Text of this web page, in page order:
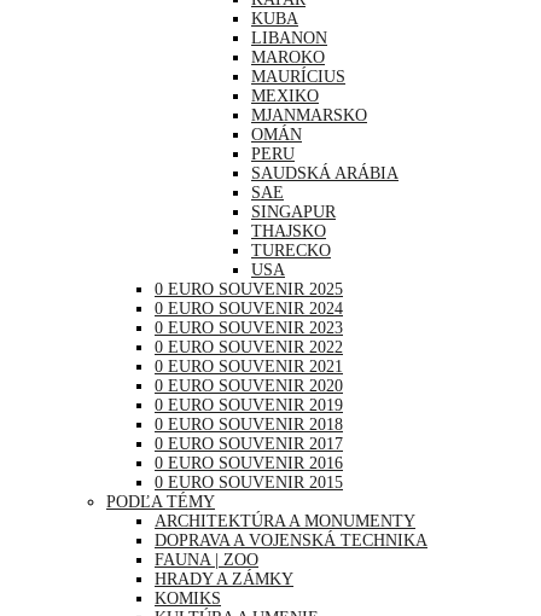
KUBA
LIBANON
MAROKO
MAURÍCIUS
MEXIKO
MJANMARSKO
OMÁN
PERU
SAUDSKÁ ARÁBIA
SAE
SINGAPUR
THAJSKO
TURECKO
USA
0 EURO SOUVENIR 2025
0 EURO SOUVENIR 2024
0 EURO SOUVENIR 2023
0 EURO SOUVENIR 2022
0 EURO SOUVENIR 2021
0 EURO SOUVENIR 2020
0 EURO SOUVENIR 2019
0 EURO SOUVENIR 2018
0 EURO SOUVENIR 2017
0 EURO SOUVENIR 2016
0 EURO SOUVENIR 2015
PODĽA TÉMY
ARCHITEKTÚRA A MONUMENTY
DOPRAVA A VOJENSKÁ TECHNIKA
FAUNA | ZOO
HRADY A ZÁMKY
KOMIKS